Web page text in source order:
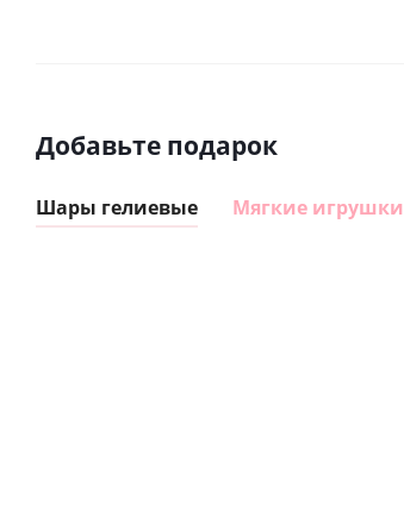
Добавьте подарок
Шары гелиевые Мягкие игрушки